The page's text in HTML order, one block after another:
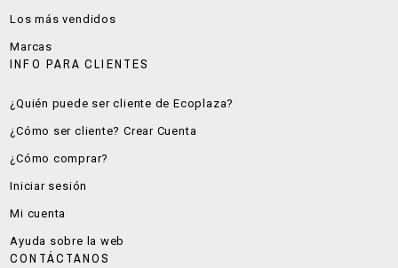
Los más vendidos
Marcas
INFO PARA CLIENTES
¿Quién puede ser cliente de Ecoplaza?
¿Cómo ser cliente? Crear Cuenta
¿Cómo comprar?
Iniciar sesión
Mi cuenta
Ayuda sobre la web
CONTÁCTANOS